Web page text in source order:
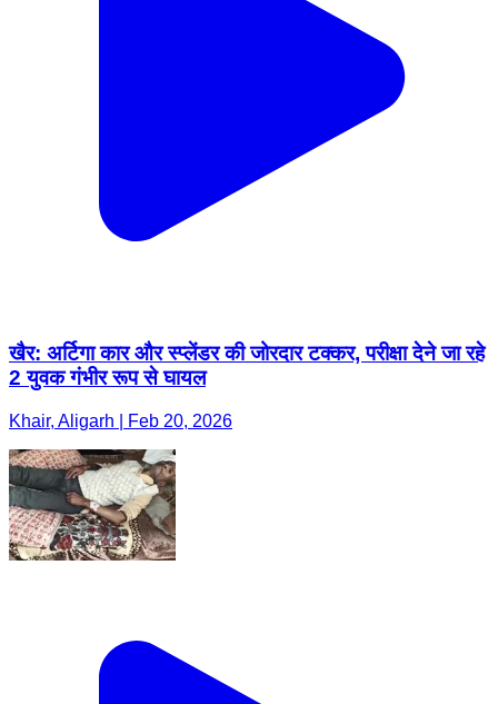
खैर: अर्टिगा कार और स्प्लेंडर की जोरदार टक्कर, परीक्षा देने जा रहे
2 युवक गंभीर रूप से घायल
Khair, Aligarh | Feb 20, 2026